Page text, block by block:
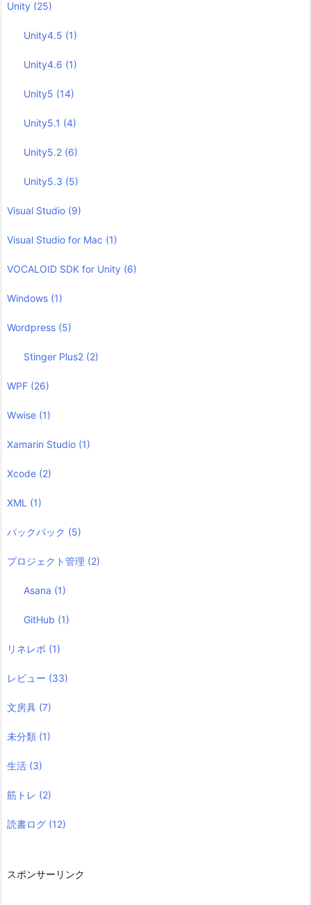
Unity (25)
Unity4.5 (1)
Unity4.6 (1)
Unity5 (14)
Unity5.1 (4)
Unity5.2 (6)
Unity5.3 (5)
Visual Studio (9)
Visual Studio for Mac (1)
VOCALOID SDK for Unity (6)
Windows (1)
Wordpress (5)
Stinger Plus2 (2)
WPF (26)
Wwise (1)
Xamarin Studio (1)
Xcode (2)
XML (1)
バックパック (5)
プロジェクト管理 (2)
Asana (1)
GitHub (1)
リネレボ (1)
レビュー (33)
文房具 (7)
未分類 (1)
生活 (3)
筋トレ (2)
読書ログ (12)
スポンサーリンク